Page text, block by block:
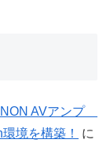
AVアンプ
境を構築！
に